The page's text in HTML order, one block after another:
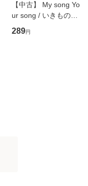
【中古】 My song Yo
ur song / いきものが
かり / [CD]【メール便
送料無料】
289円